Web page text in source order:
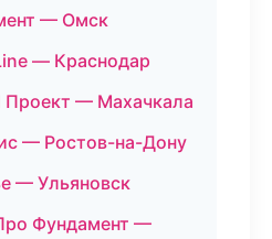
— Омск
— Краснодар
— Махачкала
— Ростов-на-Дону
— Ульяновск
Фундамент —